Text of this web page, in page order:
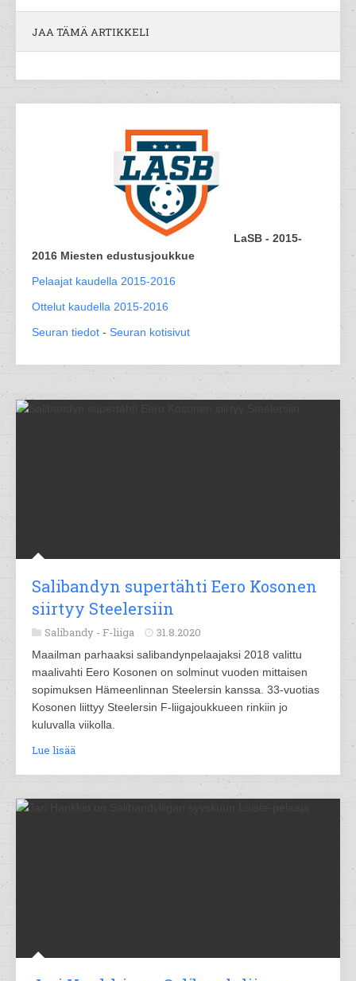
JAA TÄMÄ ARTIKKELI
LaSB - 2015-
2016 Miesten edustusjoukkue
Pelaajat kaudella 2015-2016
Ottelut kaudella 2015-2016
Seuran tiedot - Seuran kotisivut
Salibandyn supertähti Eero Kosonen
siirtyy Steelersiin
Salibandy - F-liiga 31.8.2020
Maailman parhaaksi salibandynpelaajaksi 2018 valittu
maalivahti Eero Kosonen on solminut vuoden mittaisen
sopimuksen Hämeenlinnan Steelersin kanssa. 33-vuotias
Kosonen liittyy Steelersin F-liigajoukkueen rinkiin jo
kuluvalla viikolla.
Lue lisää